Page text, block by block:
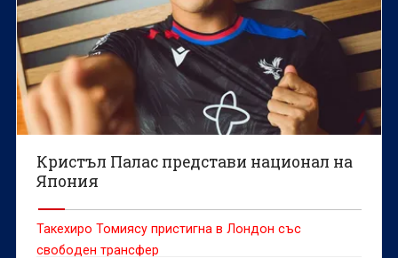
Кристъл Палас представи национал на
Япония
Такехиро Томиясу пристигна в Лондон със
свободен трансфер